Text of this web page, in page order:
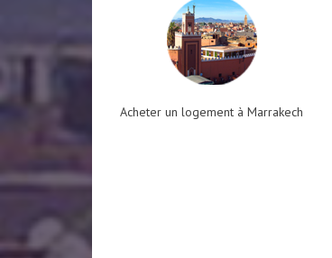
Acheter un logement à Marrakech